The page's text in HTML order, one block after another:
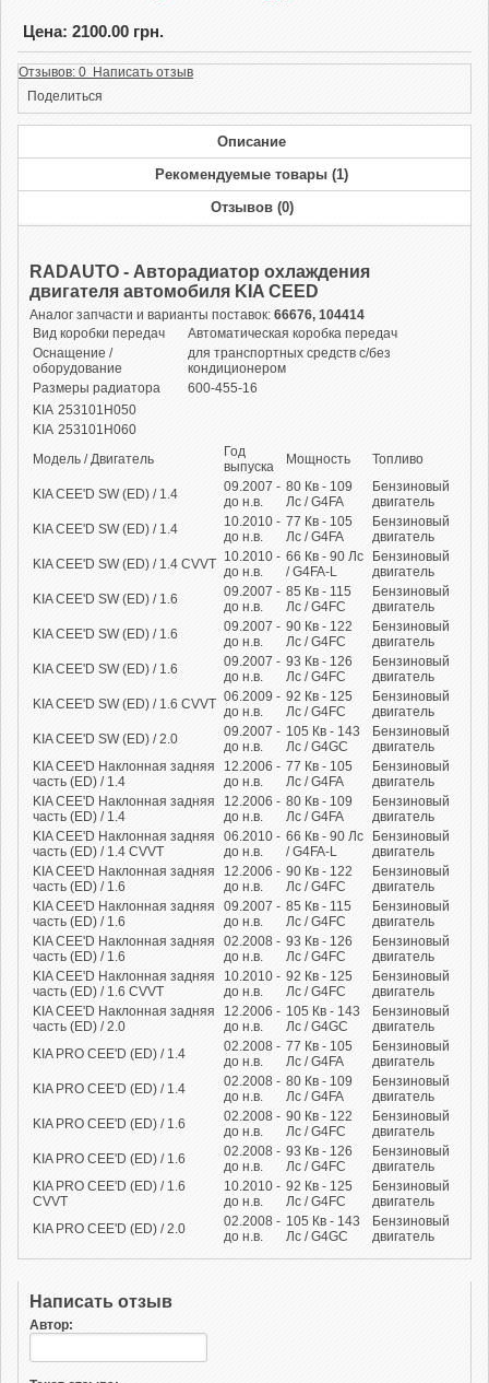
Цена: 2100.00 грн.
Отзывов: 0 Написать отзыв
Поделиться
Описание
Рекомендуемые товары (1)
Отзывов (0)
RADAUTO - Авторадиатор охлаждения
двигателя автомобиля KIA CEED
Аналог запчасти и варианты поставок: 66676, 104414
Вид коробки передач
Автоматическая коробка передач
Оснащение /
оборудование
для транспортных средств с/без
кондиционером
Размеры радиатора
600-455-16
KIA 253101H050
KIA 253101H060
Модель / Двигатель
Год
выпуска
Мощность Топливо
KIA CEE'D SW (ED) / 1.4
09.2007 -
до н.в.
80 Кв - 109
Лс / G4FA
Бензиновый
двигатель
KIA CEE'D SW (ED) / 1.4
10.2010 -
до н.в.
77 Кв - 105
Лс / G4FA
Бензиновый
двигатель
KIA CEE'D SW (ED) / 1.4 CVVT 10.2010 -
до н.в.
66 Кв - 90 Лс
/ G4FA-L
Бензиновый
двигатель
KIA CEE'D SW (ED) / 1.6
09.2007 -
до н.в.
85 Кв - 115
Лс / G4FC
Бензиновый
двигатель
KIA CEE'D SW (ED) / 1.6
09.2007 -
до н.в.
90 Кв - 122
Лс / G4FC
Бензиновый
двигатель
KIA CEE'D SW (ED) / 1.6
09.2007 -
до н.в.
93 Кв - 126
Лс / G4FC
Бензиновый
двигатель
KIA CEE'D SW (ED) / 1.6 CVVT 06.2009 -
до н.в.
92 Кв - 125
Лс / G4FC
Бензиновый
двигатель
KIA CEE'D SW (ED) / 2.0
09.2007 -
до н.в.
105 Кв - 143
Лс / G4GC
Бензиновый
двигатель
KIA CEE'D Наклонная задняя
часть (ED) / 1.4
12.2006 -
до н.в.
77 Кв - 105
Лс / G4FA
Бензиновый
двигатель
KIA CEE'D Наклонная задняя
часть (ED) / 1.4
12.2006 -
до н.в.
80 Кв - 109
Лс / G4FA
Бензиновый
двигатель
KIA CEE'D Наклонная задняя
часть (ED) / 1.4 CVVT
06.2010 -
до н.в.
66 Кв - 90 Лс
/ G4FA-L
Бензиновый
двигатель
KIA CEE'D Наклонная задняя
часть (ED) / 1.6
12.2006 -
до н.в.
90 Кв - 122
Лс / G4FC
Бензиновый
двигатель
KIA CEE'D Наклонная задняя
часть (ED) / 1.6
09.2007 -
до н.в.
85 Кв - 115
Лс / G4FC
Бензиновый
двигатель
KIA CEE'D Наклонная задняя
часть (ED) / 1.6
02.2008 -
до н.в.
93 Кв - 126
Лс / G4FC
Бензиновый
двигатель
KIA CEE'D Наклонная задняя
часть (ED) / 1.6 CVVT
10.2010 -
до н.в.
92 Кв - 125
Лс / G4FC
Бензиновый
двигатель
KIA CEE'D Наклонная задняя
часть (ED) / 2.0
12.2006 -
до н.в.
105 Кв - 143
Лс / G4GC
Бензиновый
двигатель
KIA PRO CEE'D (ED) / 1.4
02.2008 -
до н.в.
77 Кв - 105
Лс / G4FA
Бензиновый
двигатель
KIA PRO CEE'D (ED) / 1.4
02.2008 -
до н.в.
80 Кв - 109
Лс / G4FA
Бензиновый
двигатель
KIA PRO CEE'D (ED) / 1.6
02.2008 -
до н.в.
90 Кв - 122
Лс / G4FC
Бензиновый
двигатель
KIA PRO CEE'D (ED) / 1.6
02.2008 -
до н.в.
93 Кв - 126
Лс / G4FC
Бензиновый
двигатель
KIA PRO CEE'D (ED) / 1.6
CVVT
10.2010 -
до н.в.
92 Кв - 125
Лс / G4FC
Бензиновый
двигатель
KIA PRO CEE'D (ED) / 2.0
02.2008 -
до н.в.
105 Кв - 143
Лс / G4GC
Бензиновый
двигатель
Написать отзыв
Автор: